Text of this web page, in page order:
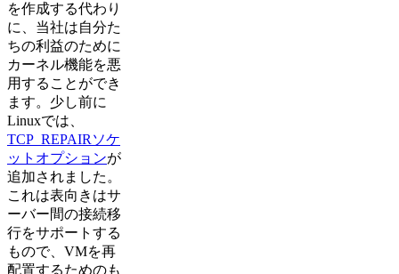
を作成する代わり
に、当社は自分た
ちの利益のために
カーネル機能を悪
用することができ
ます。少し前に
Linuxでは、
TCP_REPAIRソケ
ットオプションが
追加されました。
これは表向きはサ
ーバー間の接続移
行をサポートする
もので、VMを再
配置するためのも